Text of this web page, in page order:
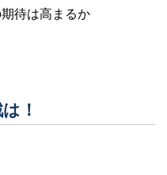
待は高まるか
！